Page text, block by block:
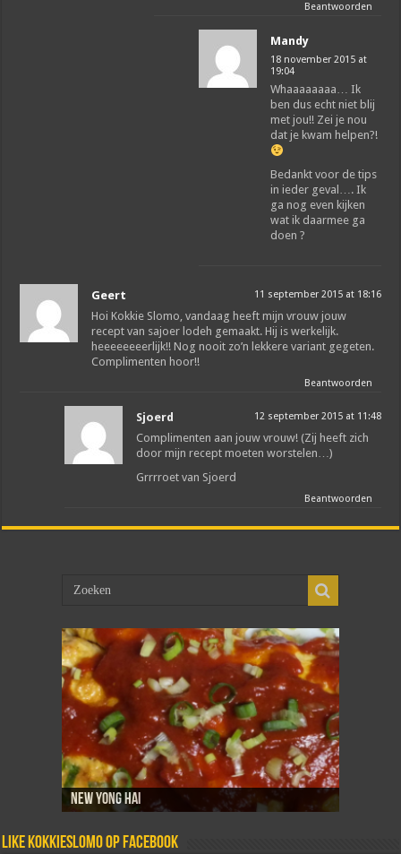
Beantwoorden
Mandy
18 november 2015 at
19:04
Whaaaaaaaa… Ik
ben dus echt niet blij
met jou!! Zei je nou
dat je kwam helpen?!
Bedankt voor de tips
in ieder geval…. Ik
ga nog even kijken
wat ik daarmee ga
doen ?
Geert 11 september 2015 at 18:16
Hoi Kokkie Slomo, vandaag heeft mijn vrouw jouw
recept van sajoer lodeh gemaakt. Hij is werkelijk.
heeeeeeeerlijk!! Nog nooit zo’n lekkere variant gegeten.
Complimenten hoor!!
Beantwoorden
Sjoerd 12 september 2015 at 11:48
Complimenten aan jouw vrouw! (Zij heeft zich
door mijn recept moeten worstelen…)
Grrrroet van Sjoerd
Beantwoorden
New Yong Hai
Sambal goreng telor
Dadar isi
Martabak telor
Tahoe telor
Like Kokkieslomo op Facebook